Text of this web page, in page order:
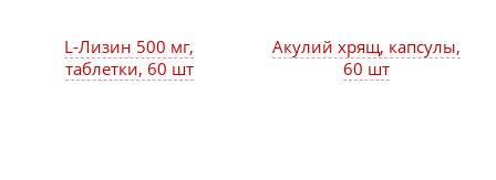
L-Лизин 500 мг,
таблетки, 60 шт
Акулий хрящ, капсулы,
60 шт